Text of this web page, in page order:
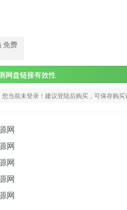
免费
网盘链接有效性
您当前未登录！建议登陆后购买，可保存购买